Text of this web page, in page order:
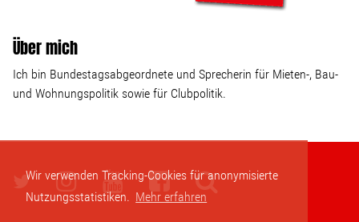
Wir verwenden Tracking-Cookies für anonymisierte
Nutzungsstatistiken. Mehr erfahren
Über mich
Ich bin Bundestagsabgeordnete und Sprecherin für Mieten-, Bau-
und Wohnungspolitik sowie für Clubpolitik.